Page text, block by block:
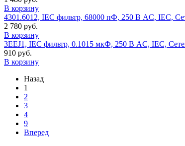
В корзину
4301.6012, IEC фильтр, 68000 пФ, 250 В AC, IEC,
2 780 руб.
В корзину
3EEJ1, IEC фильтр, 0.1015 мкФ, 250 В AC, IEC,
910 руб.
В корзину
Назад
1
2
3
4
9
Вперед